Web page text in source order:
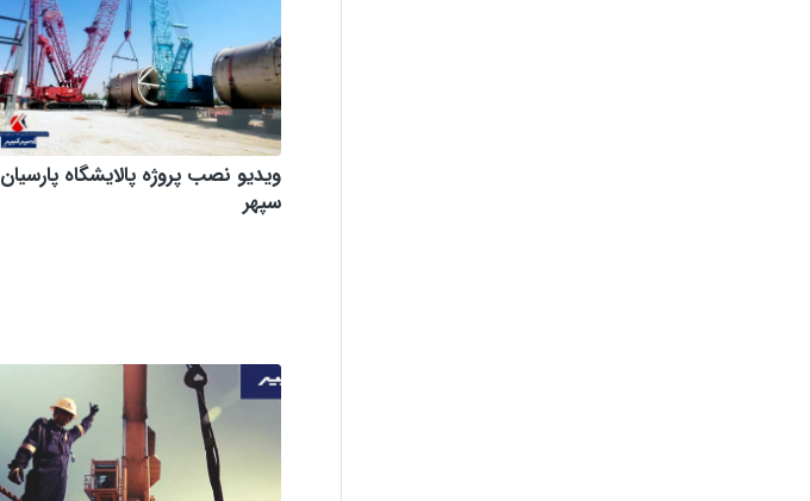
ویدیو نصب پروژه پالایشگاه پارسیان
سپهر